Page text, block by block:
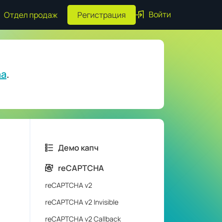
Отдел продаж Регистрация Войти
.
Демо капч
reCAPTCHA
reCAPTCHA v2
reCAPTCHA v2 Invisible
reCAPTCHA v2 Callback